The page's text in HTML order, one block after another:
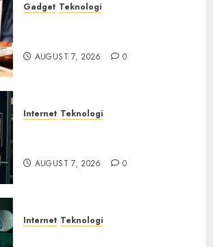
Gadget Teknologi
AUGUST 7, 2026 0
Internet Teknologi
AUGUST 7, 2026 0
Internet Teknologi